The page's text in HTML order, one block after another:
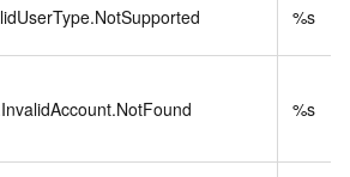
%s
%s